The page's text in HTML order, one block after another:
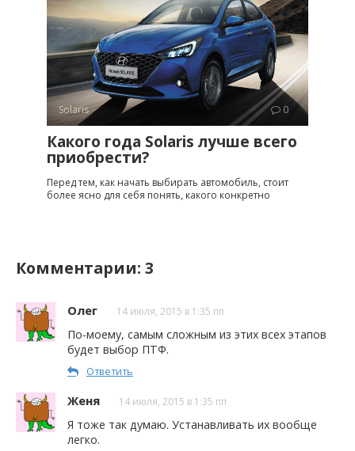
Solaris 0
Какого года Solaris лучше всего
приобрести?
Перед тем, как начать выбирать автомобиль, стоит
более ясно для себя понять, какого конкретно
Комментарии: 3
Олег 14 июля, 2015 в 1:35 пп
По-моему, самым сложным из этих всех этапов
будет выбор ПТФ.
Ответить
Женя 14 июля, 2015 в 1:35 пп
Я тоже так думаю. Устанавливать их вообще
легко.